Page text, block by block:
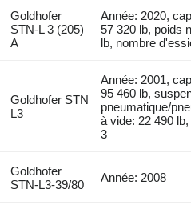
Goldhofer
STN-L 3 (205)
A
Année: 2020,
57 320 lb, poids
lb, nombre
Goldhofer STN
L3
Année: 2001,
95 460 lb,
pneumatique/
à vide: 22 490
3
Goldhofer
STN-L3-39/80
Année: 2008